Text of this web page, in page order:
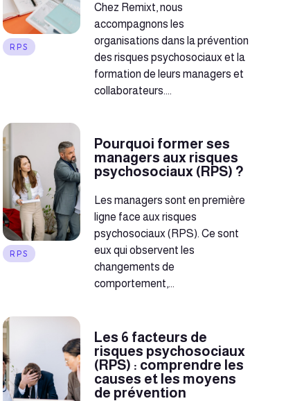
RPS
Chez Remixt, nous
accompagnons les
organisations dans la prévention
des risques psychosociaux et la
formation de leurs managers et
collaborateurs....
RPS
Pourquoi former ses
managers aux risques
psychosociaux (RPS) ?
Les managers sont en première
ligne face aux risques
psychosociaux (RPS). Ce sont
eux qui observent les
changements de
comportement,...
Les 6 facteurs de
risques psychosociaux
(RPS) : comprendre les
causes et les moyens
de prévention